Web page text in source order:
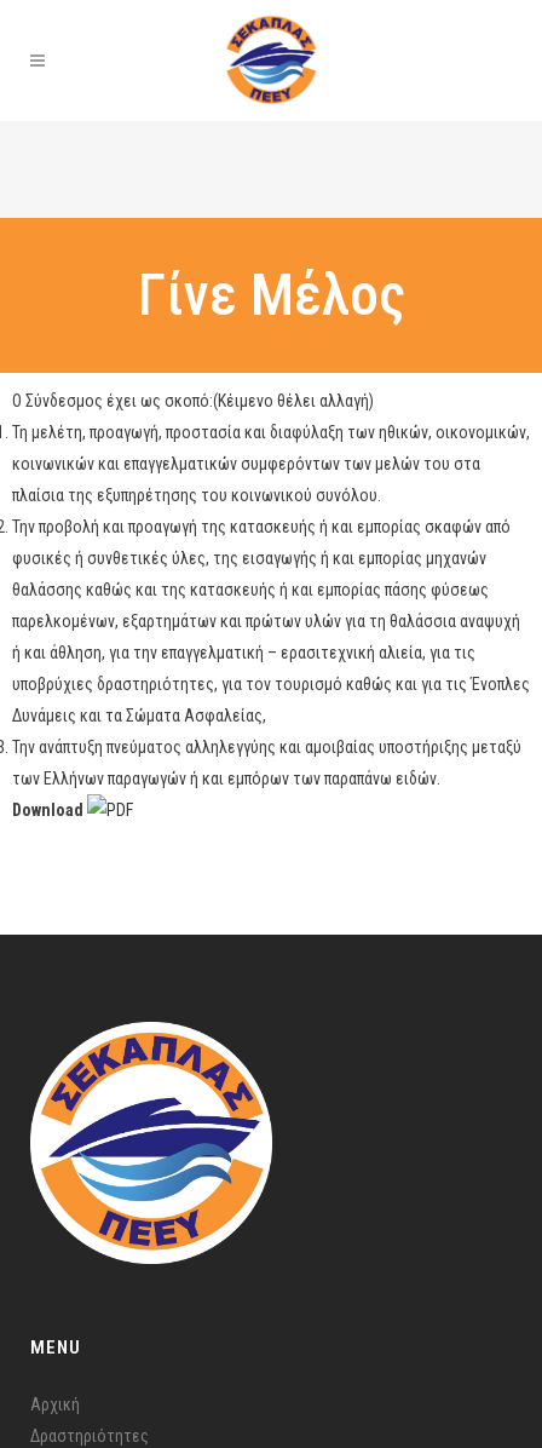
Γίνε Μέλος
Ο Σύνδεσμος έχει ως σκοπό:(Κέιμενο θέλει αλλαγή)
Τη μελέτη, προαγωγή, προστασία και διαφύλαξη των ηθικών, οικονομικών,
κοινωνικών και επαγγελματικών συμφερόντων των μελών του στα
πλαίσια της εξυπηρέτησης του κοινωνικού συνόλου.
Την προβολή και προαγωγή της κατασκευής ή και εμπορίας σκαφών από
φυσικές ή συνθετικές ύλες, της εισαγωγής ή και εμπορίας μηχανών
θαλάσσης καθώς και της κατασκευής ή και εμπορίας πάσης φύσεως
παρελκομένων, εξαρτημάτων και πρώτων υλών για τη θαλάσσια αναψυχή
ή και άθληση, για την επαγγελματική – ερασιτεχνική αλιεία, για τις
υποβρύχιες δραστηριότητες, για τον τουρισμό καθώς και για τις Ένοπλες
Δυνάμεις και τα Σώματα Ασφαλείας,
Την ανάπτυξη πνεύματος αλληλεγγύης και αμοιβαίας υποστήριξης μεταξύ
των Ελλήνων παραγωγών ή και εμπόρων των παραπάνω ειδών.
Download
MENU
Αρχική
Δραστηριότητες